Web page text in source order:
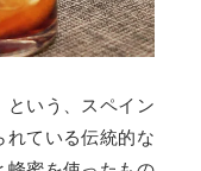
という、スペイン
れている伝統的な